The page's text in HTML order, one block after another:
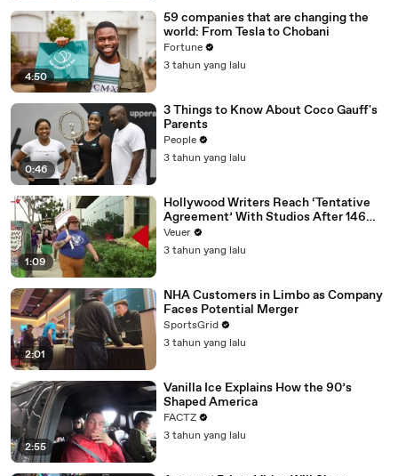
4:50
59 companies that are changing the
world: From Tesla to Chobani
Fortune
3 tahun yang lalu
0:46
3 Things to Know About Coco Gauff's
Parents
People
3 tahun yang lalu
1:09
Hollywood Writers Reach ‘Tentative
Agreement’ With Studios After 146
Day Strike
Veuer
3 tahun yang lalu
2:01
NHA Customers in Limbo as Company
Faces Potential Merger
SportsGrid
3 tahun yang lalu
2:55
Vanilla Ice Explains How the 90’s
Shaped America
FACTZ
3 tahun yang lalu